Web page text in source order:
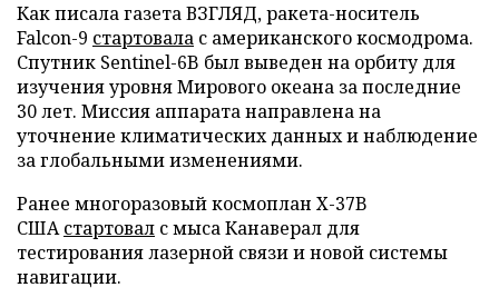
Как писала газета ВЗГЛЯД, ракета-носитель
Falcon-9 стартовала с американского космодрома.
Спутник Sentinel-6B был выведен на орбиту для
изучения уровня Мирового океана за последние
30 лет. Миссия аппарата направлена на
уточнение климатических данных и наблюдение
за глобальными изменениями.
Ранее многоразовый космоплан X-37B
СШАстартовал с мыса Канаверал для
тестирования лазерной связи и новой системы
навигации.